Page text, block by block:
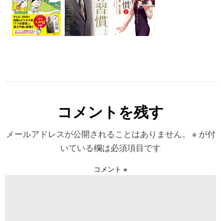
コメントを残す
メールアドレスが公開されることはありません。 ※ が付
いている欄は必須項目です
コメント ※